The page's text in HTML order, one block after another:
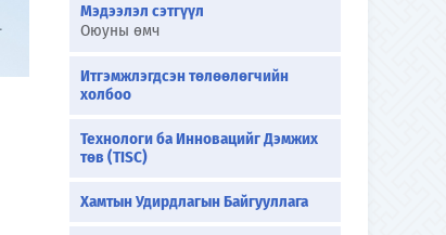
Мэдээлэл сэтгүүл
Оюуны өмч
Итгэмжлэгдсэн төлөөлөгчийн
холбоо
Технологи ба Инновацийг Дэмжих
төв (TISC)
Хамтын Удирдлагын Байгууллага